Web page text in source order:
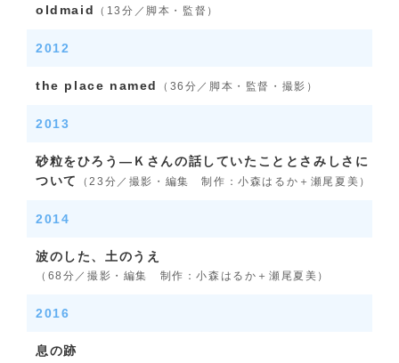
oldmaid （13分／脚本・監督）
2012
the place named （36分／脚本・監督・撮影）
2013
砂粒をひろう—Ｋさんの話していたこととさみしさに
ついて
（23分／撮影・編集 制作：小森はるか＋瀬尾夏美）
2014
波のした、土のうえ
（68分／撮影・編集 制作：小森はるか＋瀬尾夏美）
2016
息の跡